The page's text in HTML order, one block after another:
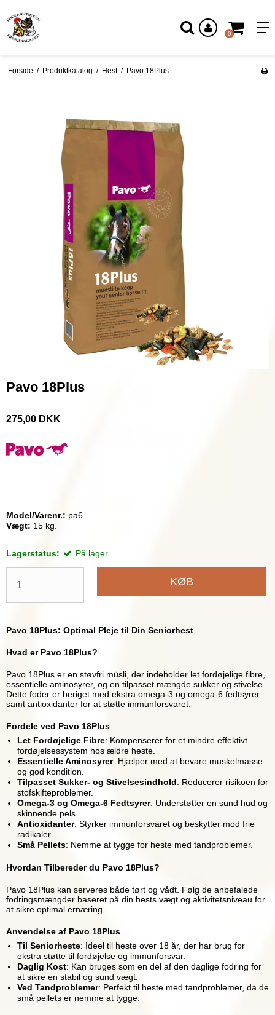
Log ind
0
Forside / Produktkatalog / Hest / Pavo 18Plus
Pavo 18Plus
275,00 DKK
Model/Varenr.: pa6
Vægt: 15 kg.
Lagerstatus: På lager
KØB
Pavo 18Plus: Optimal Pleje til Din Seniorhest
Hvad er Pavo 18Plus?
Pavo 18Plus er en støvfri müsli, der indeholder let fordøjelige fibre,
essentielle aminosyrer, og en tilpasset mængde sukker og stivelse.
Dette foder er beriget med ekstra omega-3 og omega-6 fedtsyrer
samt antioxidanter for at støtte immunforsvaret.
Fordele ved Pavo 18Plus
Let Fordøjelige Fibre: Kompenserer for et mindre effektivt
fordøjelsessystem hos ældre heste.
Essentielle Aminosyrer: Hjælper med at bevare muskelmasse
og god kondition.
Tilpasset Sukker- og Stivelsesindhold: Reducerer risikoen for
stofskifteproblemer.
Omega-3 og Omega-6 Fedtsyrer: Understøtter en sund hud og
skinnende pels.
Antioxidanter: Styrker immunforsvaret og beskytter mod frie
radikaler.
Små Pellets: Nemme at tygge for heste med tandproblemer.
Hvordan Tilbereder du Pavo 18Plus?
Pavo 18Plus kan serveres både tørt og vådt. Følg de anbefalede
fodringsmængder baseret på din hests vægt og aktivitetsniveau for
at sikre optimal ernæring.
Anvendelse af Pavo 18Plus
Til Seniorheste: Ideel til heste over 18 år, der har brug for
ekstra støtte til fordøjelse og immunforsvar.
Daglig Kost: Kan bruges som en del af den daglige fodring for
at sikre en stabil og sund vægt.
Ved Tandproblemer: Perfekt til heste med tandproblemer, da de
små pellets er nemme at tygge.